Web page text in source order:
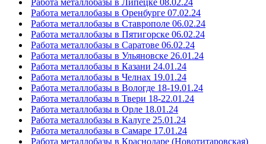
Работа металлобазы в Липецке 08.02.24
Работа металлобазы в Оренбурге 07.02.24
Работа металлобазы в Ставрополе 06.02.24
Работа металлобазы в Пятигорске 06.02.24
Работа металлобазы в Саратове 06.02.24
Работа металлобазы в Ульяновске 26.01.24
Работа металлобазы в Казани 24.01.24
Работа металлобазы в Челнах 19.01.24
Работа металлобазы в Вологде 18-19.01.24
Работа металлобазы в Твери 18-22.01.24
Работа металлобазы в Орле 18.01.24
Работа металлобазы в Калуге 25.01.24
Работа металлобазы в Самаре 17.01.24
Работа металлобазы в Краснодаре (Новотитаровская)